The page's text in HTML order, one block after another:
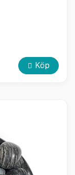
Köp